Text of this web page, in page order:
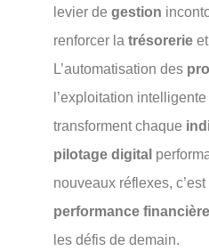
levier de gestion
renforcer la trésorerie
L’automatisation des
l’exploitation
transforment chaque
pilotage digital
nouveaux réflexes,
performance financière
les défis de demain.